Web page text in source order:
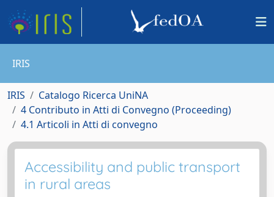
IRIS
IRIS
Catalogo Ricerca UniNA
4 Contributo in Atti di Convegno (Proceeding)
4.1 Articoli in Atti di convegno
Accessibility and public transport
in rural areas